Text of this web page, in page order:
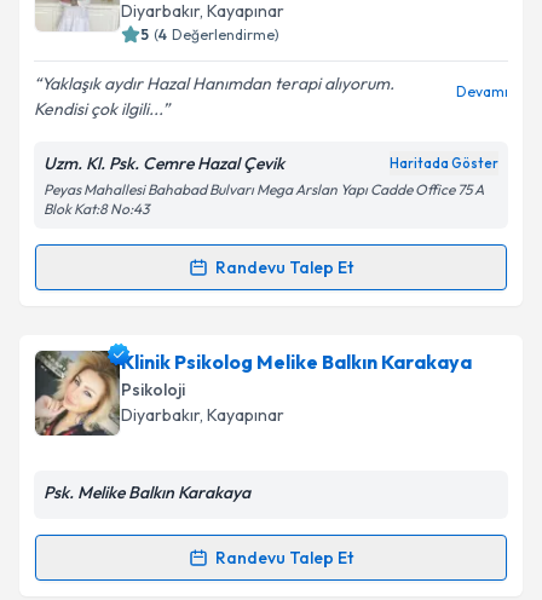
Takvim Talebini Gönder
Kişisel verilerimin işlenmesine ilişkin
Aydınlatma
Metni'ni okudum ve kişisel verilerimin belirtilen
kapsamda işlenmesini kabul ediyorum.
Takvim Talebini Gönder
Diyarbakır, Kayapınar
5 (4 Değerlendirme)
Yaklaşık aydır Hazal Hanımdan terapi alıyorum.
Kendisi çok ilgili...
Devamı
Uzm. Kl. Psk. Cemre Hazal Çevik Haritada Göster
Peyas Mahallesi Bahabad Bulvarı Mega Arslan Yapı Cadde Office 75 A
Blok Kat:8 No:43
Randevu Talep Et
Randevu Takvimi Talebi
Klinik Psikolog Cemre Hazal Çevikiçin randevu
takvimi talebi oluşturun. Size bu uzmandan randevu
almanız için bir takvim hazırlandığında e-posta ile
bilgilendireceğiz.
Klinik Psikolog Melike Balkın Karakaya
Psikoloji
Diyarbakır, Kayapınar
Psk. Melike Balkın Karakaya
Randevu Talep Et
Randevu Takvimi Talebi